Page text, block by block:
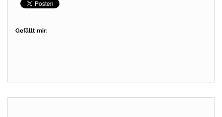
Gefällt mir: